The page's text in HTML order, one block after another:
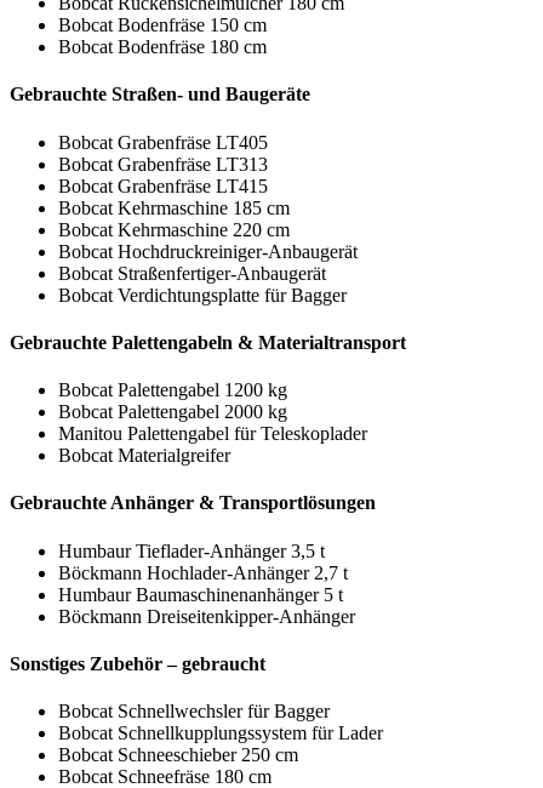
Bobcat Bodenfräse 150 cm
Bobcat Bodenfräse 180 cm
Gebrauchte Straßen- und Baugeräte
Bobcat Grabenfräse LT405
Bobcat Grabenfräse LT313
Bobcat Grabenfräse LT415
Bobcat Kehrmaschine 185 cm
Bobcat Kehrmaschine 220 cm
Bobcat Hochdruckreiniger-Anbaugerät
Bobcat Straßenfertiger-Anbaugerät
Bobcat Verdichtungsplatte für Bagger
Gebrauchte Palettengabeln & Materialtransport
Bobcat Palettengabel 1200 kg
Bobcat Palettengabel 2000 kg
Manitou Palettengabel für Teleskoplader
Bobcat Materialgreifer
Gebrauchte Anhänger & Transportlösungen
Humbaur Tieflader-Anhänger 3,5 t
Böckmann Hochlader-Anhänger 2,7 t
Humbaur Baumaschinenanhänger 5 t
Böckmann Dreiseitenkipper-Anhänger
Sonstiges Zubehör – gebraucht
Bobcat Schnellwechsler für Bagger
Bobcat Schnellkupplungssystem für Lader
Bobcat Schneeschieber 250 cm
Bobcat Schneefräse 180 cm